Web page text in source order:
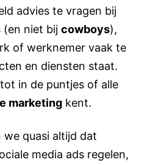
advies te vragen bij
(en niet bij cowboys),
of werknemer vaak te
en diensten staat.
in de puntjes of alle
marketing kent.
we quasi altijd dat
media ads regelen,